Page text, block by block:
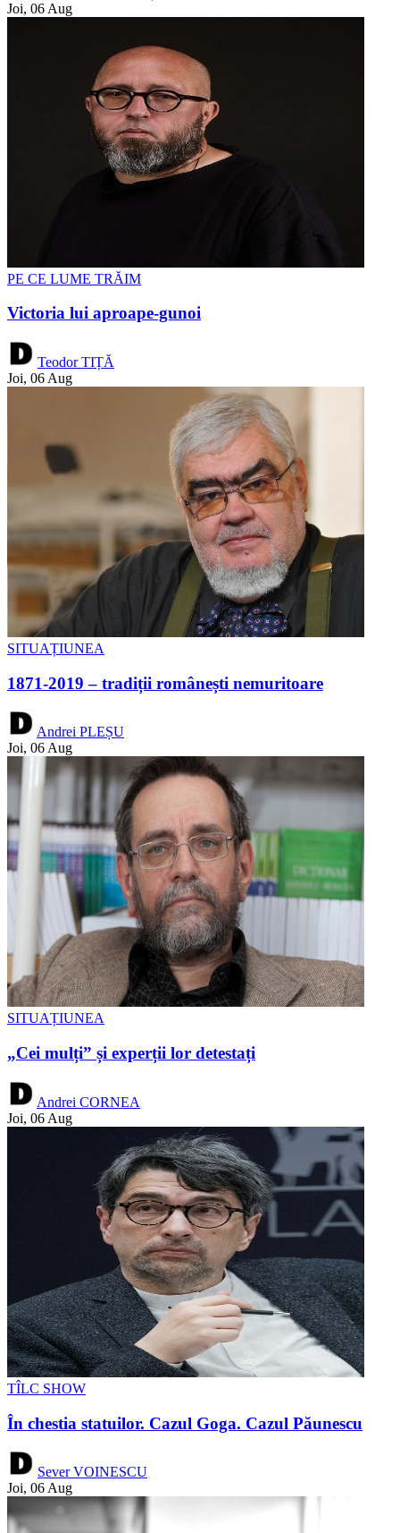
Joi, 06 Aug
PE CE LUME TRĂIM
Victoria lui aproape-gunoi
Teodor TIȚĂ
Joi, 06 Aug
SITUAȚIUNEA
1871-2019 – tradiții românești nemuritoare
Andrei PLEȘU
Joi, 06 Aug
SITUAȚIUNEA
„Cei mulți” și experții lor detestați
Andrei CORNEA
Joi, 06 Aug
TÎLC SHOW
În chestia statuilor. Cazul Goga. Cazul Păunescu
Sever VOINESCU
Joi, 06 Aug